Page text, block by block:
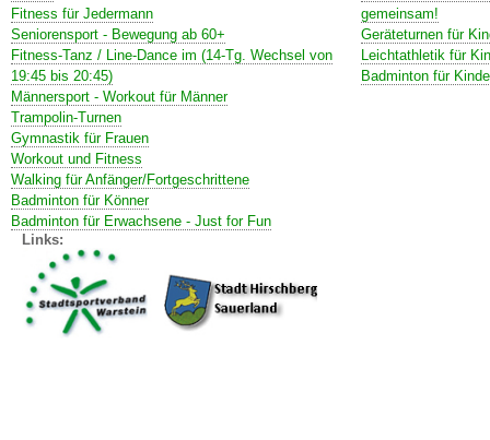
Fitness für Jedermann
Seniorensport - Bewegung ab 60+
Fitness-Tanz / Line-Dance im (14-Tg. Wechsel von
19:45 bis 20:45)
Männersport - Workout für Männer
Trampolin-Turnen
Gymnastik für Frauen
Workout und Fitness
Walking für Anfänger/Fortgeschrittene
Badminton für Könner
Badminton für Erwachsene - Just for Fun
gemeinsam!
Geräteturnen für
Leichtathletik für
Badminton für
Links: